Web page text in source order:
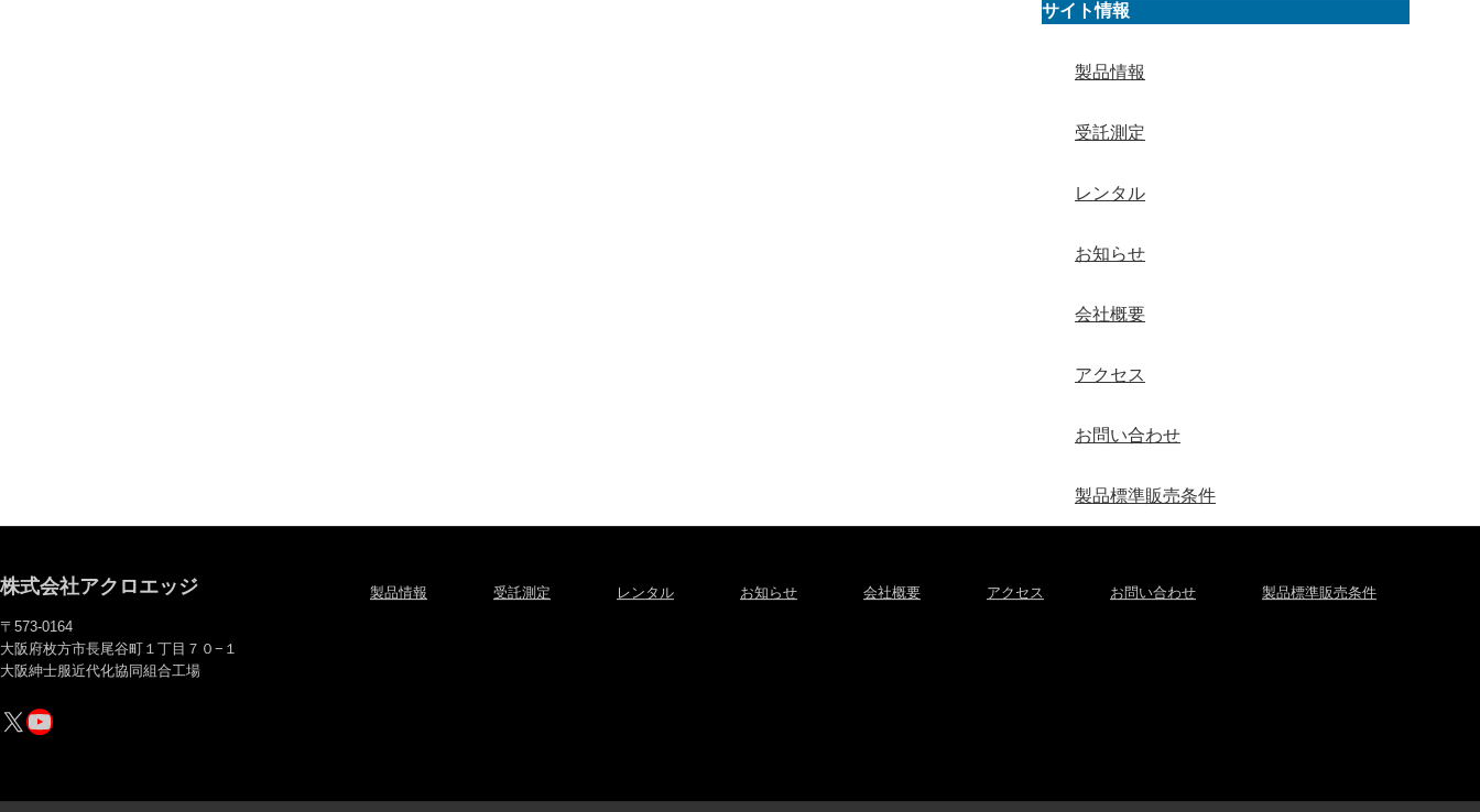
サイト情報
製品情報
受託測定
レンタル
お知らせ
会社概要
アクセス
お問い合わせ
製品標準販売条件
株式会社アクロエッジ
〒573-0164
大阪府枚方市長尾谷町１丁目７０−１
大阪紳士服近代化協同組合工場
X YouTube
製品情報 受託測定 レンタル お知らせ 会社概要 アクセス お問い合わせ 製品標準販売条件